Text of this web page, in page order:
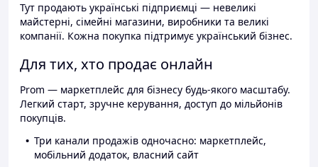
Тут продають українські підприємці — невеликі
майстерні, сімейні магазини, виробники та великі
компанії. Кожна покупка підтримує український бізнес.
Для тих, хто продає онлайн
Prom — маркетплейс для бізнесу будь-якого масштабу.
Легкий старт, зручне керування, доступ до мільйонів
покупців.
Три канали продажів одночасно: маркетплейс,
мобільний додаток, власний сайт